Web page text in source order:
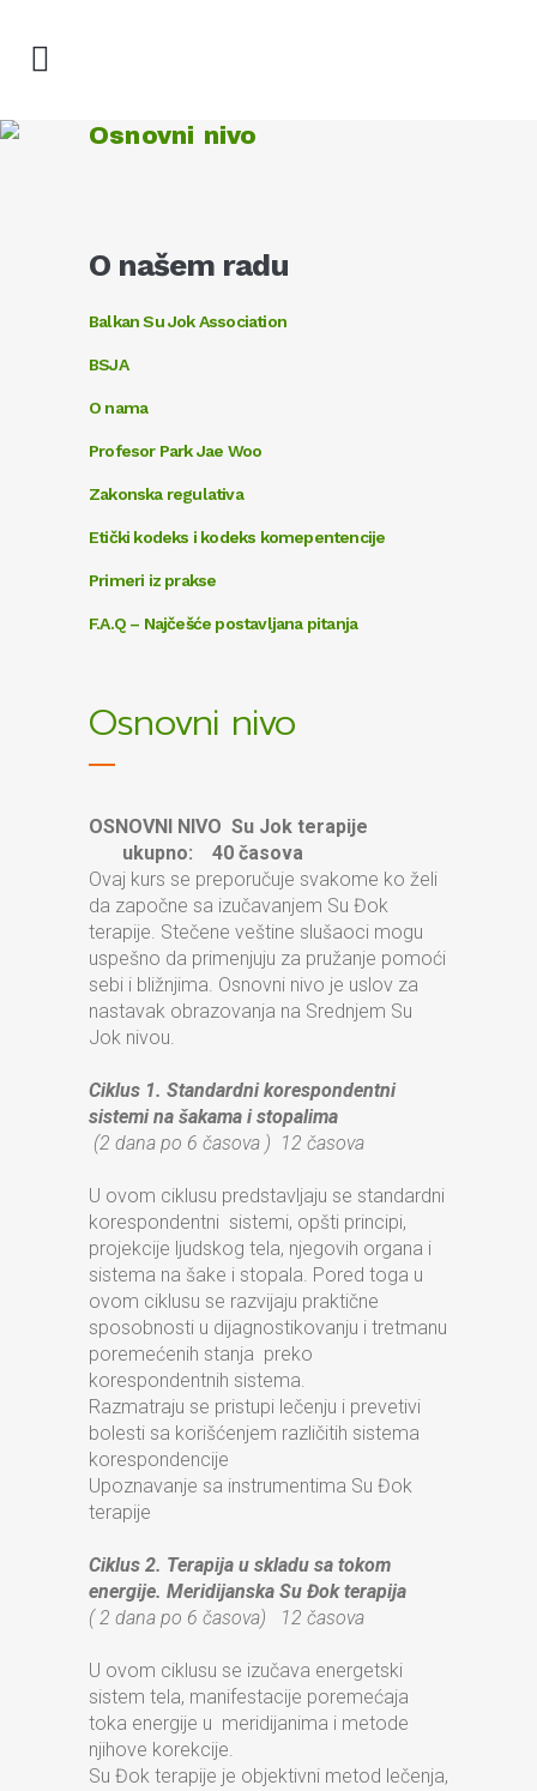
Osnovni nivo
O našem radu
Balkan Su Jok Association
BSJA
O nama
Profesor Park Jae Woo
Zakonska regulativa
Etički kodeks i kodeks komepentencije
Primeri iz prakse
F.A.Q – Najčešće postavljana pitanja
Osnovni nivo
OSNOVNI NIVO Su Jok terapije
ukupno: 40 časova
Ovaj kurs se preporučuje svakome ko želi
da započne sa izučavanjem Su Đok
terapije. Stečene veštine slušaoci mogu
uspešno da primenjuju za pružanje pomoći
sebi i bližnjima. Osnovni nivo je uslov za
nastavak obrazovanja na Srednjem Su
Jok nivou.
Ciklus 1. Standardni korespondentni
sistemi na šakama i stopalima
(2 dana po 6 časova ) 12 časova
U ovom ciklusu predstavljaju se standardni
korespondentni sistemi, opšti principi,
projekcije ljudskog tela, njegovih organa i
sistema na šake i stopala. Pored toga u
ovom ciklusu se razvijaju praktične
sposobnosti u dijagnostikovanju i tretmanu
poremećenih stanja preko
korespondentnih sistema.
Razmatraju se pristupi lečenju i prevetivi
bolesti sa korišćenjem različitih sistema
korespondencije
Upoznavanje sa instrumentima Su Đok
terapije
Ciklus 2. Terapija u skladu sa tokom
energije. Meridijanska Su Đok terapija
( 2 dana po 6 časova) 12 časova
U ovom ciklusu se izučava energetski
sistem tela, manifestacije poremećaja
toka energije u meridijanima i metode
njihove korekcije.
Su Đok terapije je objektivni metod lečenja,